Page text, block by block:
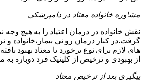
مشاوره خانواده معتاد در دامپزشکی
نقش خانواده در درمان اعتیاد را به هیچ وجه
گرفت.در کنار درمان روانی بیمار،خانواده و
های لازم برای نوع برخورد با معتاد بهبود
از بهبودی و ترخیص از کلینیک فرد دوباره به
پیگیری بعد از ترخیص معتاد